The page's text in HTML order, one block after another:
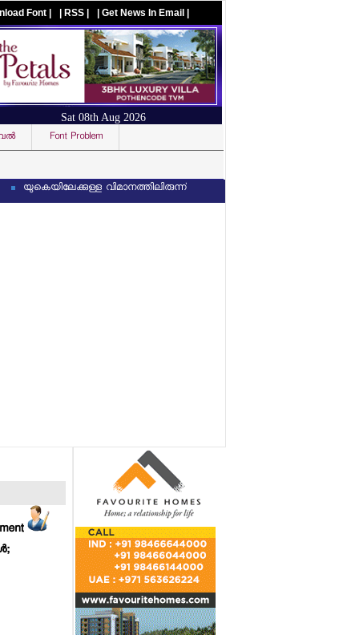
Font | | RSS | | Get News In Email |
Sat 08th Aug 2026
Font Problem
വിമാനത്തിലിരുന്ന് ലൈംഗിക അതിക്രമം കാണിച്ച